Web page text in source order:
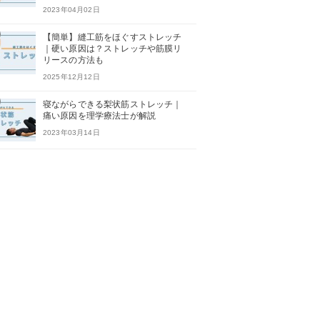
2023年04月02日
【簡単】縫工筋をほぐすストレッチ
｜硬い原因は？ストレッチや筋膜リ
リースの方法も
2025年12月12日
寝ながらできる梨状筋ストレッチ｜
痛い原因を理学療法士が解説
2023年03月14日